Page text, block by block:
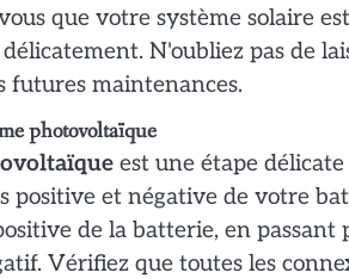
que votre système solaire
N'oubliez pas de
futures maintenances.
photovoltaïque
est une étape
positive et négative de votre
de la batterie, en passant
Vérifiez que toutes les